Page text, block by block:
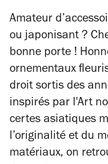
Amateur
ou japonisant ?
bonne porte !
ornementaux
droit sortis des
inspirés par l'Art
certes asiatiques
l’originalité et du
matériaux, on